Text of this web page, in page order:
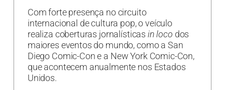
Com forte presença no circuito
internacional de cultura pop, o veículo
realiza coberturas jornalísticas in loco dos
maiores eventos do mundo, como a San
Diego Comic-Con e a New York Comic-Con,
que acontecem anualmente nos Estados
Unidos.